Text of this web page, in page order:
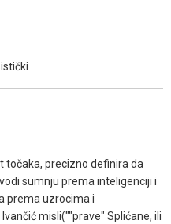
točaka, precizno definira da
sumnju prema inteligenciji i
prema uzrocima i
misli(""prave" Splićane, ili